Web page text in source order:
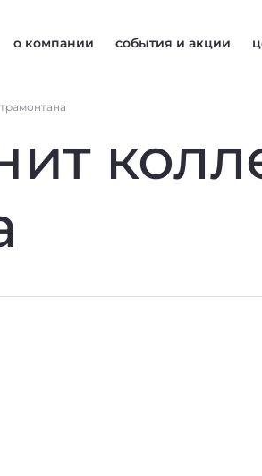
о компании события и акции